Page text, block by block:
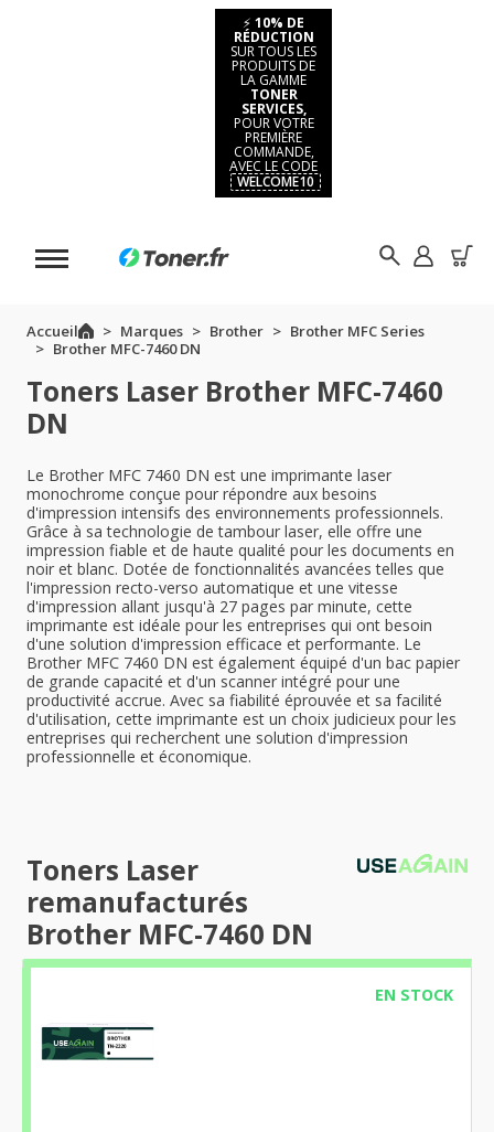
⚡ 10% DE
RÉDUCTION
SUR TOUS LES
PRODUITS DE
LA GAMME
TONER
SERVICES,
POUR VOTRE
PREMIÈRE
COMMANDE,
AVEC LE CODE
WELCOME10
Accueil Marques Brother
Brother MFC Series
Brother MFC-7460 DN
Toners Laser Brother MFC-7460
DN
Le Brother MFC 7460 DN est une imprimante laser
monochrome conçue pour répondre aux besoins
d'impression intensifs des environnements professionnels.
Grâce à sa technologie de tambour laser, elle offre une
impression fiable et de haute qualité pour les documents en
noir et blanc. Dotée de fonctionnalités avancées telles que
l'impression recto-verso automatique et une vitesse
d'impression allant jusqu'à 27 pages par minute, cette
imprimante est idéale pour les entreprises qui ont besoin
d'une solution d'impression efficace et performante. Le
Brother MFC 7460 DN est également équipé d'un bac papier
de grande capacité et d'un scanner intégré pour une
productivité accrue. Avec sa fiabilité éprouvée et sa facilité
d'utilisation, cette imprimante est un choix judicieux pour les
entreprises qui recherchent une solution d'impression
professionnelle et économique.
Toners Laser
remanufacturés
Brother MFC-7460 DN
EN STOCK